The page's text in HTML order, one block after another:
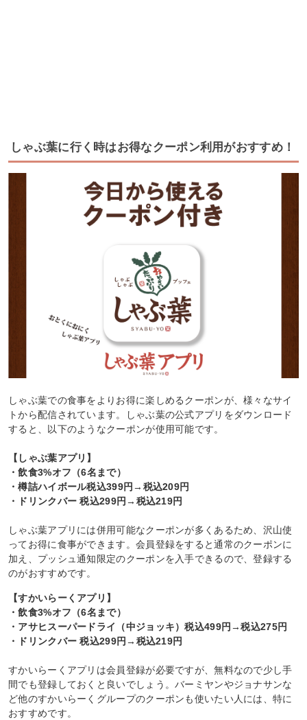
しゃぶ葉に行く時はお得なクーポン利用がおすすめ！
しゃぶ葉での食事をよりお得に楽しめるクーポンが、様々なサイ
トから配信されています。しゃぶ葉の公式アプリをダウンロード
すると、以下のようなクーポンが使用可能です。
【しゃぶ葉アプリ】
・飲食3%オフ（6名まで）
・樽詰ハイボール税込399円→税込209円
・ドリンクバー 税込299円→税込219円
しゃぶ葉アプリには併用可能なクーポンが多くあるため、沢山使
ってお得に食事ができます。会員登録をすると通常のクーポンに
加え、プッシュ通知限定のクーポンを入手できるので、登録する
のがおすすめです。
【すかいらーくアプリ】
・飲食3%オフ（6名まで）
・アサヒスーパードライ（中ジョッキ）税込499円→税込275円
・ドリンクバー 税込299円→税込219円
すかいらーくアプリは会員登録が必要ですが、無料なので少し手
間でも登録しておくと良いでしょう。バーミヤンやジョナサンな
ど他のすかいらーくグループのクーポンも使いたい人には、特に
おすすめです。